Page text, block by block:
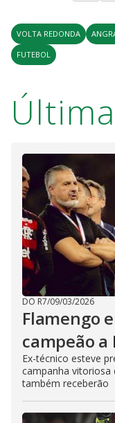
VOLTA REDONDA
FUTEBOL
DO R7/09/03/2026
Flamengo
campeão a
Ex-técnico esteve
campanha vitoriosa
também receberão